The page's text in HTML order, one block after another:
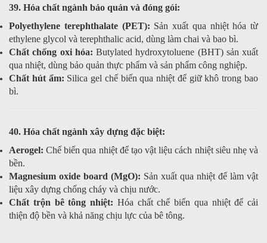
39. Hóa chất ngành bảo quản và đóng gói:
Polyethylene terephthalate (PET): Sản xuất qua nhiệt hóa từ
ethylene glycol và terephthalic acid, dùng làm chai và bao bì.
Chất chống oxi hóa: Butylated hydroxytoluene (BHT) sản xuất
qua nhiệt, dùng bảo quản thực phẩm và sản phẩm công nghiệp.
Chất hút ẩm: Silica gel chế biến qua nhiệt để giữ khô trong bao
bì.
40. Hóa chất ngành xây dựng đặc biệt:
Aerogel: Chế biến qua nhiệt để tạo vật liệu cách nhiệt siêu nhẹ và
bền.
Magnesium oxide board (MgO): Sản xuất qua nhiệt để làm vật
liệu xây dựng chống cháy và chịu nước.
Chất trộn bê tông nhiệt: Hóa chất chế biến qua nhiệt để cải
thiện độ bền và khả năng chịu lực của bê tông.